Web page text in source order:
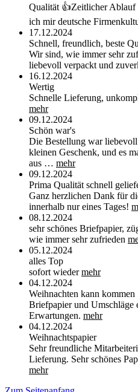
Qualität 👍Zeitlicher
ich mir deutsche
17.12.2024
Schnell, freundlich, beste
Wir sind, wie immer sehr
liebevoll verpackt und
16.12.2024
Wertig
Schnelle Lieferung,
mehr
09.12.2024
Schön war's
Die Bestellung war
kleinen Geschenk, und es
aus … mehr
09.12.2024
Prima Qualität schnell
Ganz herzlichen Dank für
innerhalb nur eines Tages!
08.12.2024
sehr schönes Briefpapier,
wie immer sehr zufrieden
05.12.2024
alles Top
sofort wiedermehr
04.12.2024
Weihnachten kann kommen
Briefpapier und Umschläge
Erwartungen. mehr
04.12.2024
Weihnachtspapier
Sehr freundliche
Lieferung. Sehr schönes
mehr